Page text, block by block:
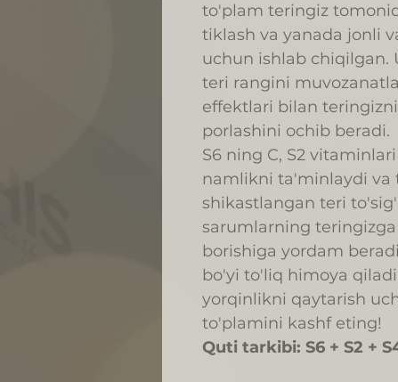
to'plam teringiz
tiklash va yanada jonli
uchun ishlab chiqilgan.
teri rangini
effektlari bilan
porlashini ochib beradi.
S6 ning C, S2
namlikni ta'minlaydi va
shikastlangan teri
sarumlarning
borishiga yordam
bo'yi to'liq himoya
yorqinlikni qaytarish
to'plamini kashf eting!
Quti tarkibi: S6 + S2 +